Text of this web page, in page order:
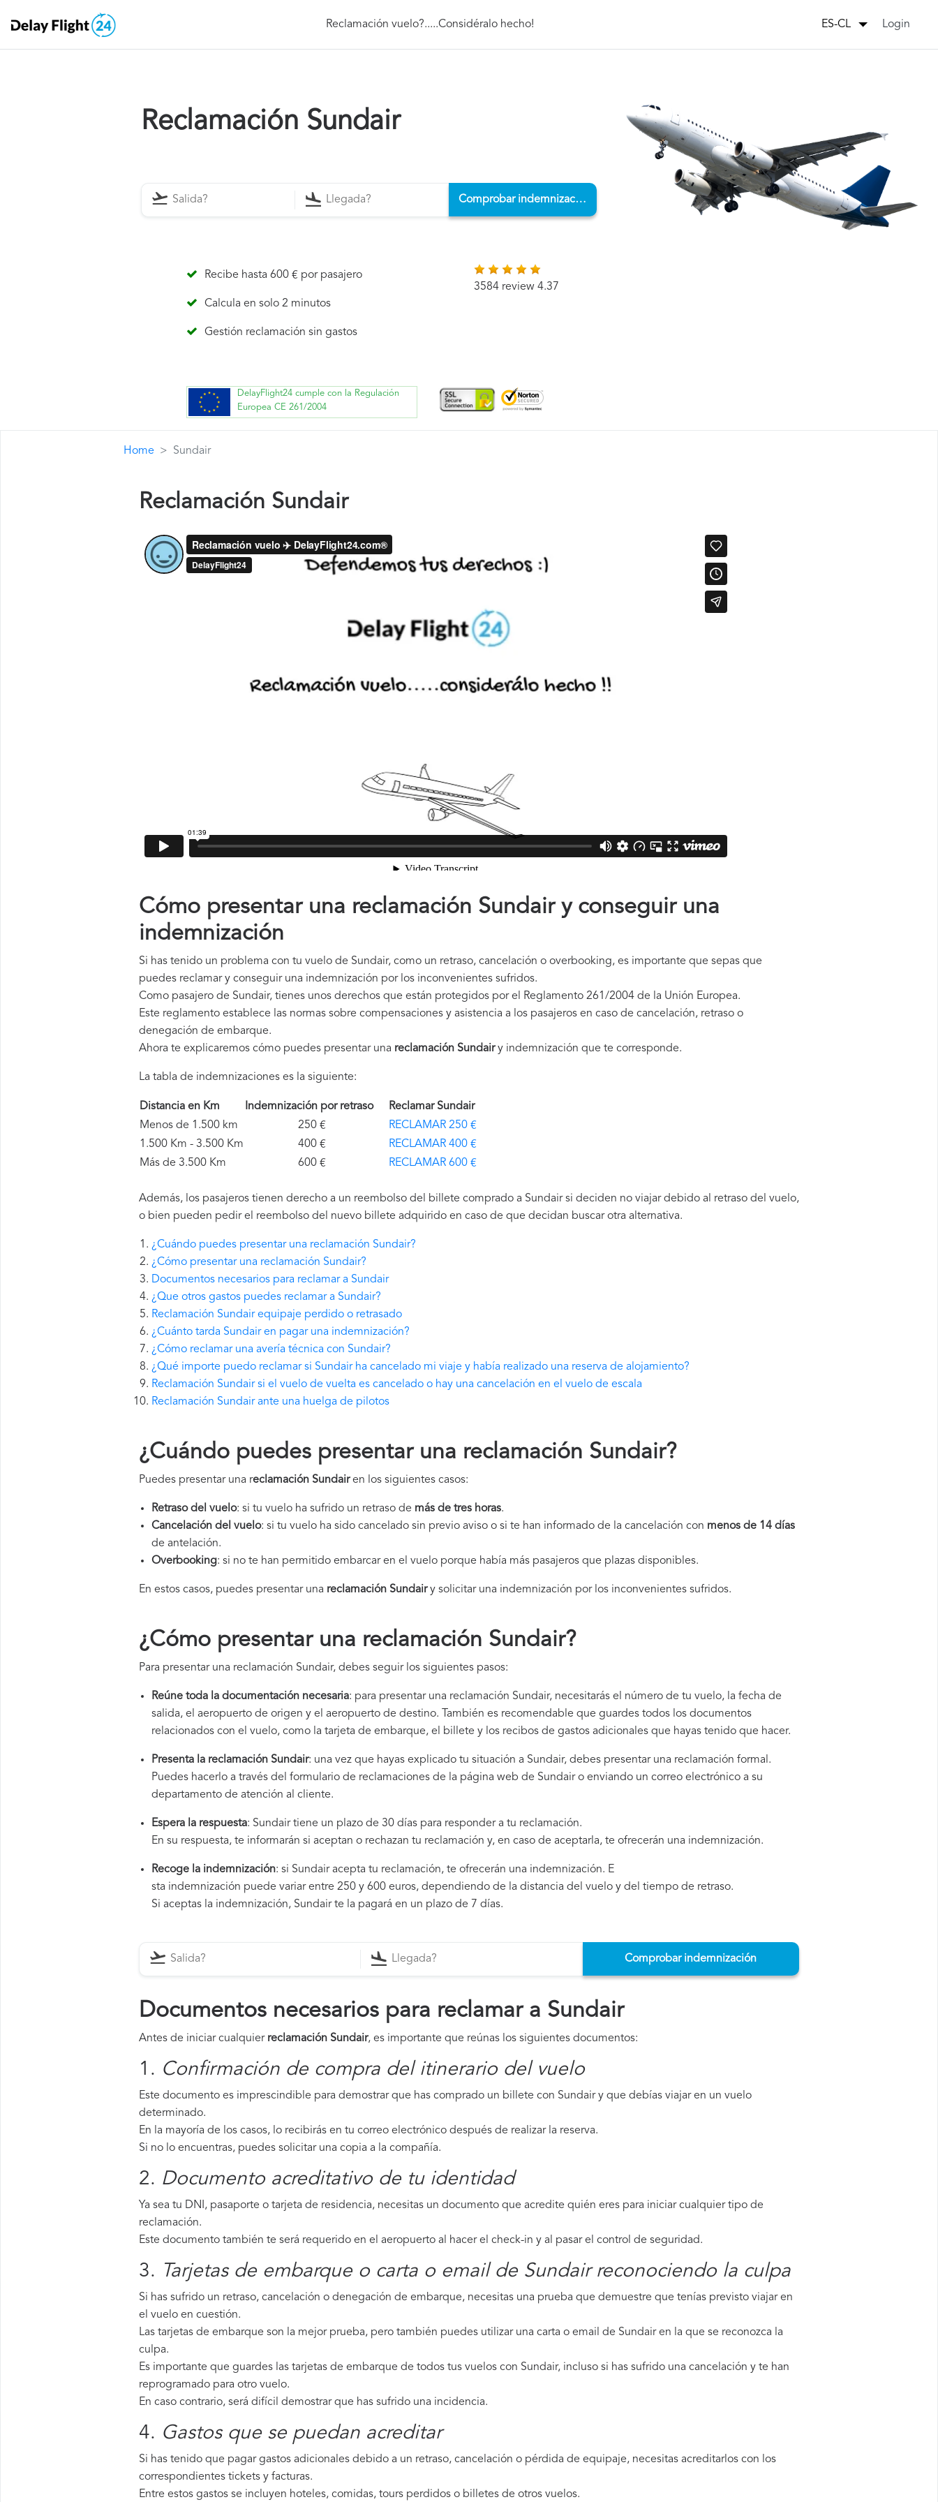
Reclamación vuelo?.....Considéralo hecho! ES-CL Login
Reclamación Sundair
Comprobar indemnización
Recibe hasta 600 € por pasajero
Calcula en solo 2 minutos
Gestión reclamación sin gastos
3584 review 4.37
DelayFlight24 cumple con la Regulación
Europea CE 261/2004
Home Sundair
Reclamación Sundair
Cómo presentar una reclamación Sundair y conseguir una
indemnización
Si has tenido un problema con tu vuelo de Sundair, como un retraso, cancelación o overbooking, es importante que sepas que
puedes reclamar y conseguir una indemnización por los inconvenientes sufridos.
Como pasajero de Sundair, tienes unos derechos que están protegidos por el Reglamento 261/2004 de la Unión Europea.
Este reglamento establece las normas sobre compensaciones y asistencia a los pasajeros en caso de cancelación, retraso o
denegación de embarque.
Ahora te explicaremos cómo puedes presentar una reclamación Sundairy indemnización que te corresponde.
La tabla de indemnizaciones es la siguiente:
Distancia en Km Indemnización por retraso
Reclamar Sundair
Menos de 1.500 km
250 €
RECLAMAR 250 €
1.500 Km - 3.500 Km
400 €
RECLAMAR 400 €
Más de 3.500 Km
600 € RECLAMAR 600 €
Además, los pasajeros tienen derecho a un reembolso del billete comprado a Sundair si deciden no viajar debido al retraso del vuelo,
o bien pueden pedir el reembolso del nuevo billete adquirido en caso de que decidan buscar otra alternativa.
¿Cuándo puedes presentar una reclamación Sundair?
¿Cómo presentar una reclamación Sundair?
Documentos necesarios para reclamar a Sundair
¿Que otros gastos puedes reclamar a Sundair?
Reclamación Sundair equipaje perdido o retrasado
¿Cuánto tarda Sundair en pagar una indemnización?
¿Cómo reclamar una avería técnica con Sundair?
¿Qué importe puedo reclamar si Sundair ha cancelado mi viaje y había realizado una reserva de alojamiento?
Reclamación Sundair si el vuelo de vuelta es cancelado o hay una cancelación en el vuelo de escala
Reclamación Sundair ante una huelga de pilotos
¿Cuándo puedes presentar una reclamación Sundair?
Puedes presentar una reclamación Sundairen los siguientes casos:
Retraso del vuelo: si tu vuelo ha sufrido un retraso de más de tres horas.
Cancelación del vuelo: si tu vuelo ha sido cancelado sin previo aviso o si te han informado de la cancelación con menos de 14 días
de antelación.
Overbooking: si no te han permitido embarcar en el vuelo porque había más pasajeros que plazas disponibles.
En estos casos, puedes presentar una reclamación Sundair​y solicitar una indemnización por los inconvenientes sufridos.
¿Cómo presentar una reclamación Sundair?
Para presentar una reclamación Sundair, debes seguir los siguientes pasos:
Reúne toda la documentación necesaria: para presentar una reclamación Sundair, necesitarás el número de tu vuelo, la fecha de
salida, el aeropuerto de origen y el aeropuerto de destino. También es recomendable que guardes todos los documentos
relacionados con el vuelo, como la tarjeta de embarque, el billete y los recibos de gastos adicionales que hayas tenido que hacer.
Presenta la reclamación Sundair: una vez que hayas explicado tu situación a Sundair, debes presentar una reclamación formal.
Puedes hacerlo a través del formulario de reclamaciones de la página web de Sundair o enviando un correo electrónico a su
departamento de atención al cliente.
Espera la respuesta: Sundair tiene un plazo de 30 días para responder a tu reclamación.
En su respuesta, te informarán si aceptan o rechazan tu reclamación y, en caso de aceptarla, te ofrecerán una indemnización.
Recoge la indemnización: si Sundair acepta tu reclamación, te ofrecerán una indemnización. E
sta indemnización puede variar entre 250 y 600 euros, dependiendo de la distancia del vuelo y del tiempo de retraso.
Si aceptas la indemnización, Sundair te la pagará en un plazo de 7 días.
Comprobar indemnización
Documentos necesarios para reclamar a Sundair
Antes de iniciar cualquier reclamación Sundair, es importante que reúnas los siguientes documentos:
1. Confirmación de compra del itinerario del vuelo
Este documento es imprescindible para demostrar que has comprado un billete con Sundair y que debías viajar en un vuelo
determinado.
En la mayoría de los casos, lo recibirás en tu correo electrónico después de realizar la reserva.
Si no lo encuentras, puedes solicitar una copia a la compañía.
2. Documento acreditativo de tu identidad
Ya sea tu DNI, pasaporte o tarjeta de residencia, necesitas un documento que acredite quién eres para iniciar cualquier tipo de
reclamación.
Este documento también te será requerido en el aeropuerto al hacer el check-in y al pasar el control de seguridad.
3. Tarjetas de embarque o carta o email de Sundair reconociendo la culpa
Si has sufrido un retraso, cancelación o denegación de embarque, necesitas una prueba que demuestre que tenías previsto viajar en
el vuelo en cuestión.
Las tarjetas de embarque son la mejor prueba, pero también puedes utilizar una carta o email de Sundair en la que se reconozca la
culpa.
Es importante que guardes las tarjetas de embarque de todos tus vuelos con Sundair, incluso si has sufrido una cancelación y te han
reprogramado para otro vuelo.
En caso contrario, será difícil demostrar que has sufrido una incidencia.
4. Gastos que se puedan acreditar
Si has tenido que pagar gastos adicionales debido a un retraso, cancelación o pérdida de equipaje, necesitas acreditarlos con los
correspondientes tickets y facturas.
Entre estos gastos se incluyen hoteles, comidas, tours perdidos o billetes de otros vuelos.